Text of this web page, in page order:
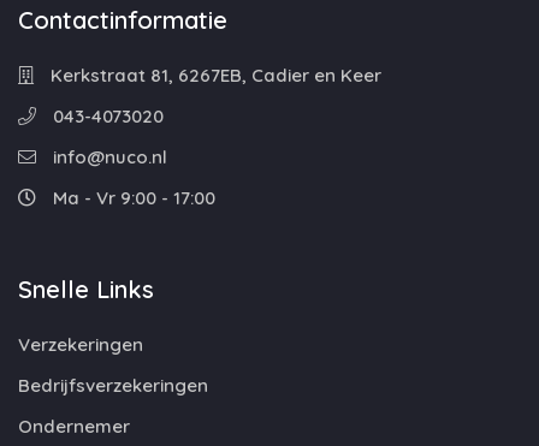
Contactinformatie
Kerkstraat 81, 6267EB, Cadier en Keer
043-4073020
info@nuco.nl
Ma - Vr 9:00 - 17:00
Snelle Links
Verzekeringen
Bedrijfsverzekeringen
Ondernemer